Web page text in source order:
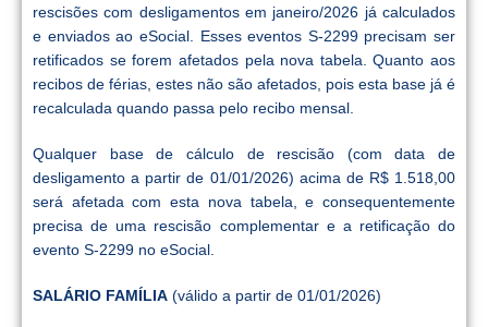
rescisões com desligamentos em janeiro/2026 já calculados
e enviados ao eSocial. Esses eventos S-2299 precisam ser
retificados se forem afetados pela nova tabela. Quanto aos
recibos de férias, estes não são afetados, pois esta base já é
recalculada quando passa pelo recibo mensal.
Qualquer base de cálculo de rescisão (com data de
desligamento a partir de 01/01/2026) acima de R$ 1.518,00
será afetada com esta nova tabela, e consequentemente
precisa de uma rescisão complementar e a retificação do
evento S-2299 no eSocial.
SALÁRIO FAMÍLIA (válido a partir de 01/01/2026)